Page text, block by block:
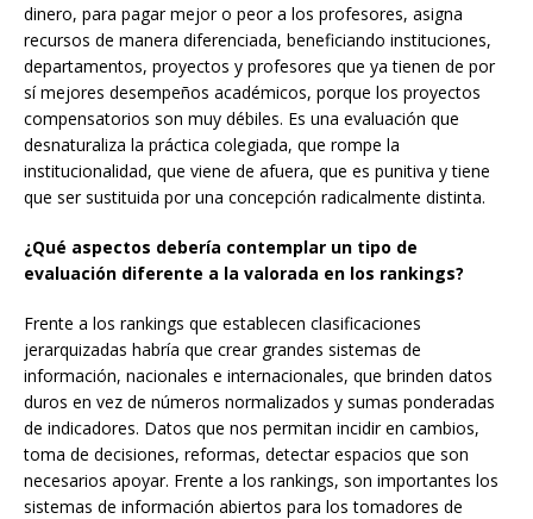
dinero, para pagar mejor o peor a los profesores, asigna
recursos de manera diferenciada, beneficiando instituciones,
departamentos, proyectos y profesores que ya tienen de por
sí mejores desempeños académicos, porque los proyectos
compensatorios son muy débiles. Es una evaluación que
desnaturaliza la práctica colegiada, que rompe la
institucionalidad, que viene de afuera, que es punitiva y tiene
que ser sustituida por una concepción radicalmente distinta.
¿Qué aspectos debería contemplar un tipo de
evaluación diferente a la valorada en los rankings?
Frente a los rankings que establecen clasificaciones
jerarquizadas habría que crear grandes sistemas de
información, nacionales e internacionales, que brinden datos
duros en vez de números normalizados y sumas ponderadas
de indicadores. Datos que nos permitan incidir en cambios,
toma de decisiones, reformas, detectar espacios que son
necesarios apoyar. Frente a los rankings, son importantes los
sistemas de información abiertos para los tomadores de